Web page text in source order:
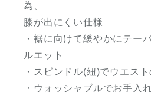
為、
膝が出にくい仕様
・裾に向けて緩やかにテー
ルエット
・スピンドル(紐)でウエス
・ウォッシャブルでお手入